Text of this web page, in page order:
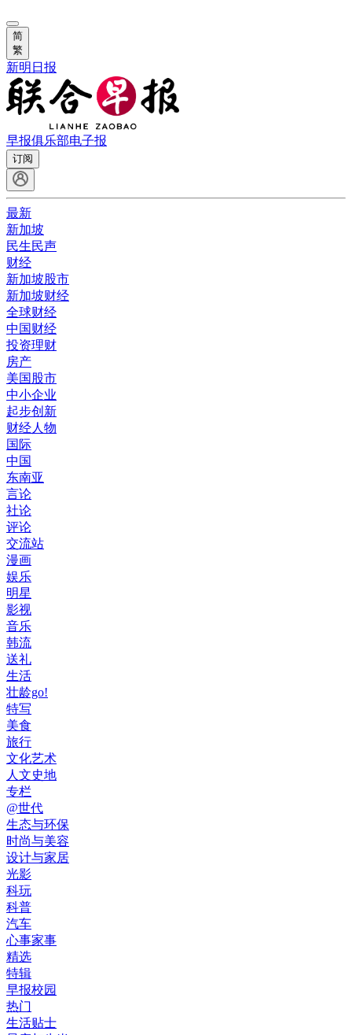
简
繁
新明日报
早报俱乐部电子报
订阅
最新
新加坡
民生民声
财经
新加坡股市
新加坡财经
全球财经
中国财经
投资理财
房产
美国股市
中小企业
起步创新
财经人物
国际
中国
东南亚
言论
社论
评论
交流站
漫画
娱乐
明星
影视
音乐
韩流
送礼
生活
壮龄go!
特写
美食
旅行
文化艺术
人文史地
专栏
@世代
生态与环保
时尚与美容
设计与家居
光影
科玩
科普
汽车
心事家事
精选
特辑
早报校园
热门
生活贴士